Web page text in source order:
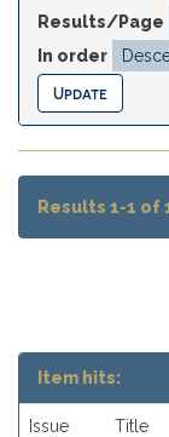
Results/Page
In order
Results 1-1 of
Item hits:
Issue
Title